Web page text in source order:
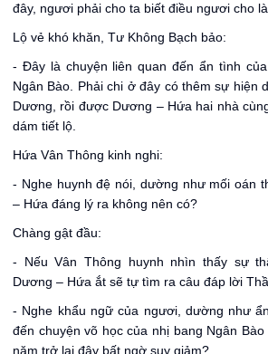
đây, ngươi phải cho ta biết điều ngươi cho
Lộ vẻ khó khăn, Tư Không Bạch bảo:
- Đây là chuyện liên quan đến ẩn tình
Ngân Bào. Phải chi ở đây có thêm sự hiện
Dương, rồi được Dương – Hứa hai nhà
dám tiết lộ.
Hứa Vân Thông kinh nghi:
- Nghe huynh đệ nói, dường như mối oán
– Hứa đáng lý ra không nên có?
Chàng gật đầu:
- Nếu Vân Thông huynh nhìn thấy sự
Dương – Hứa ắt sẽ tự tìm ra câu đáp lời
- Nghe khẩu ngữ của ngươi, dường như
đến chuyện võ học của nhị bang Ngân
năm trở lại đây bất ngờ suy giảm?